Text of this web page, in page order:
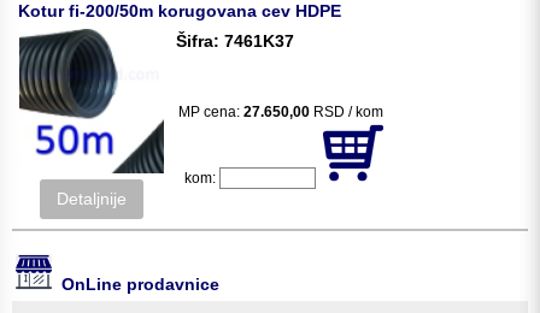
Kotur fi-200/50m korugovana cev HDPE
Detaljnije
Šifra: 7461K37
MP cena: 27.650,00 RSD / kom
kom:
OnLine prodavnice